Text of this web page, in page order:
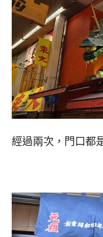
經過兩次，門口都